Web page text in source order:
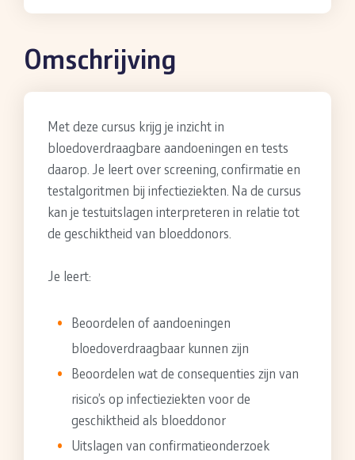
Omschrijving
Met deze cursus krijg je inzicht in
bloedoverdraagbare aandoeningen en tests
daarop. Je leert over screening, confirmatie en
testalgoritmen bij infectieziekten. Na de cursus
kan je testuitslagen interpreteren in relatie tot
de geschiktheid van bloeddonors.
Je leert:
Beoordelen of aandoeningen
bloedoverdraagbaar kunnen zijn
Beoordelen wat de consequenties zijn van
risico’s op infectieziekten voor de
geschiktheid als bloeddonor
Uitslagen van confirmatieonderzoek